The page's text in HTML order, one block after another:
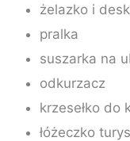
żelazko i
pralka
suszarka na
odkurzacz
krzesełko do
łóżeczko